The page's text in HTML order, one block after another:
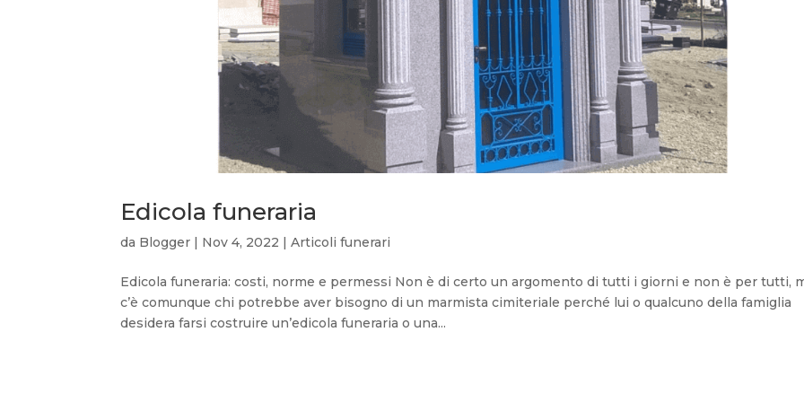
Edicola funeraria
da Blogger | Nov 4, 2022 |Articoli funerari
Edicola funeraria: costi, norme e permessi Non è di certo un argomento di tutti i giorni e non è per tutti,
c’è comunque chi potrebbe aver bisogno di un marmista cimiteriale perché lui o qualcuno della famiglia
desidera farsi costruire un’edicola funeraria o una...